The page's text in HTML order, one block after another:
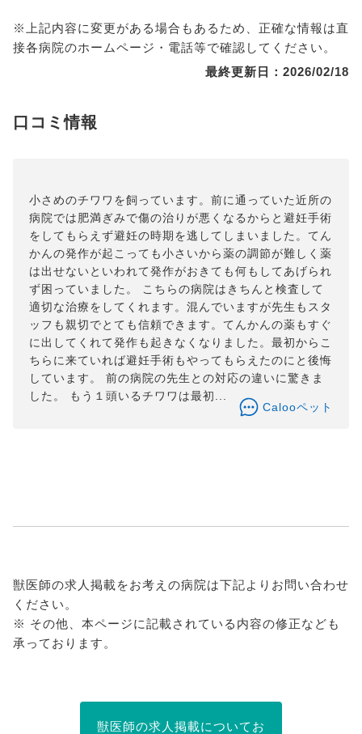
※上記内容に変更がある場合もあるため、正確な情報は直
接各病院のホームページ・電話等で確認してください。
最終更新日：2026/02/18
口コミ情報
小さめのチワワを飼っています。前に通っていた近所の
病院では肥満ぎみで傷の治りが悪くなるからと避妊手術
をしてもらえず避妊の時期を逃してしまいました。てん
かんの発作が起こっても小さいから薬の調節が難しく薬
は出せないといわれて発作がおきても何もしてあげられ
ず困っていました。 こちらの病院はきちんと検査して
適切な治療をしてくれます。混んでいますが先生もスタ
ッフも親切でとても信頼できます。てんかんの薬もすぐ
に出してくれて発作も起きなくなりました。最初からこ
ちらに来ていれば避妊手術もやってもらえたのにと後悔
しています。 前の病院の先生との対応の違いに驚きま
した。 もう１頭いるチワワは最初...
Calooペット
獣医師の求人掲載をお考えの病院は下記よりお問い合わせ
ください。
※ その他、本ページに記載されている内容の修正なども
承っております。
獣医師の求人掲載についてお